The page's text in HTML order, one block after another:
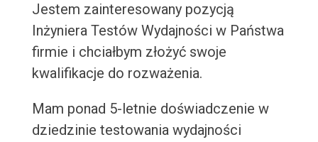
Jestem zainteresowany pozycją
Inżyniera Testów Wydajności w Państwa
firmie i chciałbym złożyć swoje
kwalifikacje do rozważenia.
Mam ponad 5-letnie doświadczenie w
dziedzinie testowania wydajności